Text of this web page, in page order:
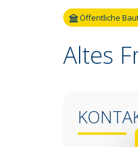
Öffentliche
Altes